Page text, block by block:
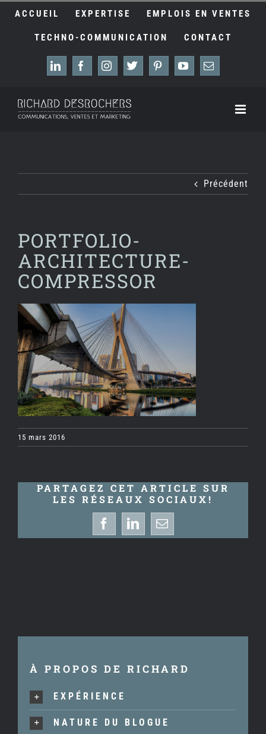
ACCUEIL EXPERTISE EMPLOIS EN VENTES
TECHNO-COMMUNICATION CONTACT
LinkedInFacebook
Instagram
X Pinterest
YouTube
Email
Précédent
PORTFOLIO-
ARCHITECTURE-
COMPRESSOR
15 mars 2016
PARTAGEZ CET ARTICLE SUR
LES RÉSEAUX SOCIAUX!
FacebookLinkedInEmail
À PROPOS DE RICHARD
EXPÉRIENCE
NATURE DU BLOGUE